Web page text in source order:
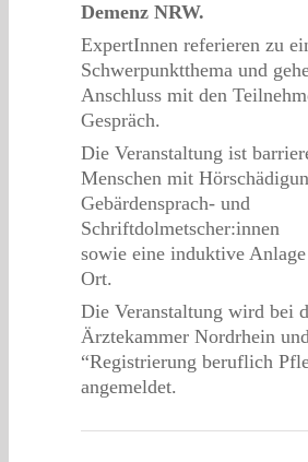
Demenz NRW.
ExpertInnen referieren zu
Schwerpunktthema und
Anschluss mit den
Gespräch.
Die Veranstaltung ist
Menschen mit
Gebärdensprach- und
Schriftdolmetscher:innen
sowie eine induktive
Ort.
Die Veranstaltung wird bei
Ärztekammer Nordrhein
“Registrierung beruflich
angemeldet.